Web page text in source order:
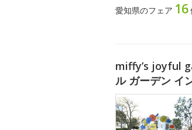
愛知県のフェア 16
miffy’s joyful
ル ガーデン イ